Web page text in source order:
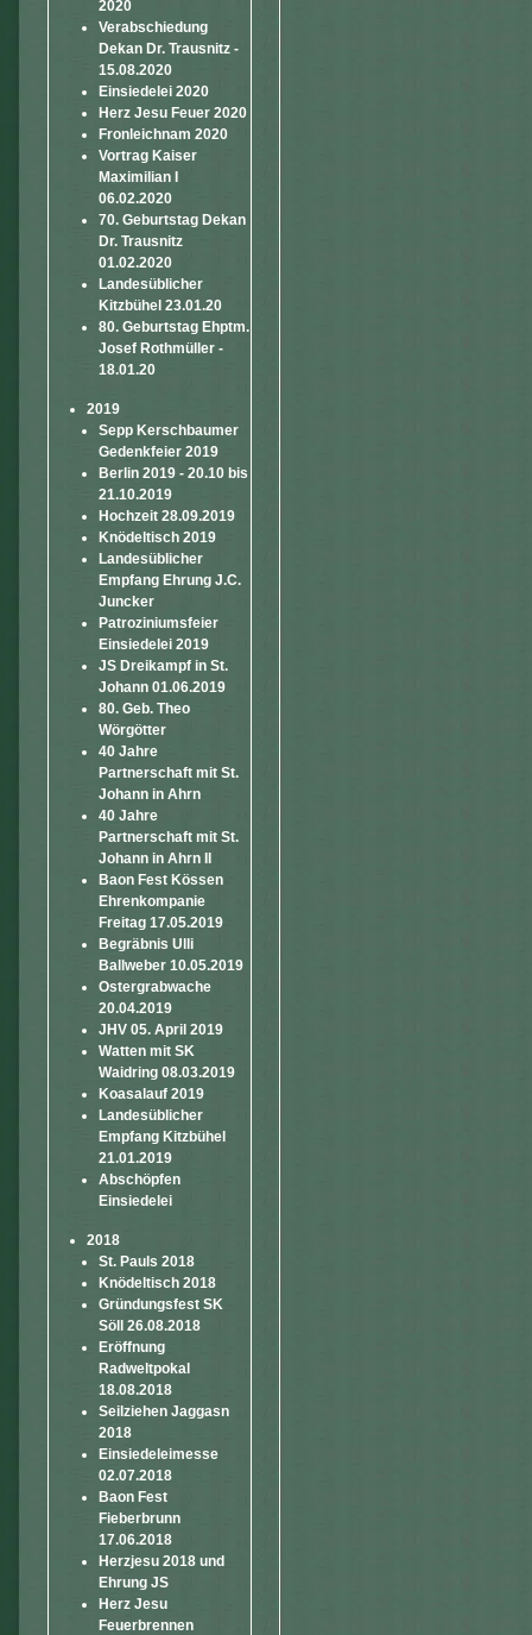
2020
Verabschiedung
Dekan Dr. Trausnitz -
15.08.2020
Einsiedelei 2020
Herz Jesu Feuer 2020
Fronleichnam 2020
Vortrag Kaiser
Maximilian I
06.02.2020
70. Geburtstag Dekan
Dr. Trausnitz
01.02.2020
Landesüblicher
Kitzbühel 23.01.20
80. Geburtstag Ehptm.
Josef Rothmüller -
18.01.20
2019
Sepp Kerschbaumer
Gedenkfeier 2019
Berlin 2019 - 20.10 bis
21.10.2019
Hochzeit 28.09.2019
Knödeltisch 2019
Landesüblicher
Empfang Ehrung J.C.
Juncker
Patroziniumsfeier
Einsiedelei 2019
JS Dreikampf in St.
Johann 01.06.2019
80. Geb. Theo
Wörgötter
40 Jahre
Partnerschaft mit St.
Johann in Ahrn
40 Jahre
Partnerschaft mit St.
Johann in Ahrn II
Baon Fest Kössen
Ehrenkompanie
Freitag 17.05.2019
Begräbnis Ulli
Ballweber 10.05.2019
Ostergrabwache
20.04.2019
JHV 05. April 2019
Watten mit SK
Waidring 08.03.2019
Koasalauf 2019
Landesüblicher
Empfang Kitzbühel
21.01.2019
Abschöpfen
Einsiedelei
2018
St. Pauls 2018
Knödeltisch 2018
Gründungsfest SK
Söll 26.08.2018
Eröffnung
Radweltpokal
18.08.2018
Seilziehen Jaggasn
2018
Einsiedeleimesse
02.07.2018
Baon Fest
Fieberbrunn
17.06.2018
Herzjesu 2018 und
Ehrung JS
Herz Jesu
Feuerbrennen